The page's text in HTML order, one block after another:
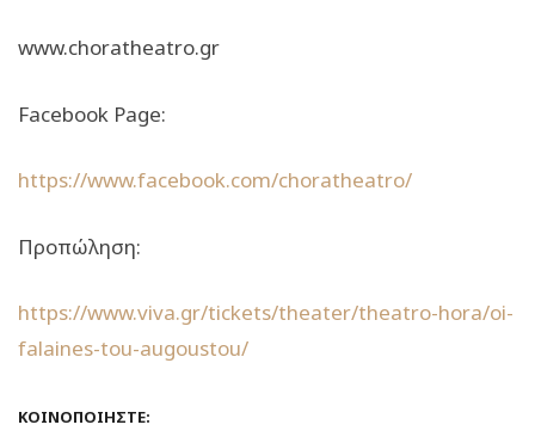
www.choratheatro.gr
Facebook Page:
https://www.facebook.com/choratheatro/
Προπώληση:
https://www.viva.gr/tickets/theater/theatro-hora/oi-
falaines-tou-augoustou/
ΚΟΙΝΟΠΟΙΉΣΤΕ: